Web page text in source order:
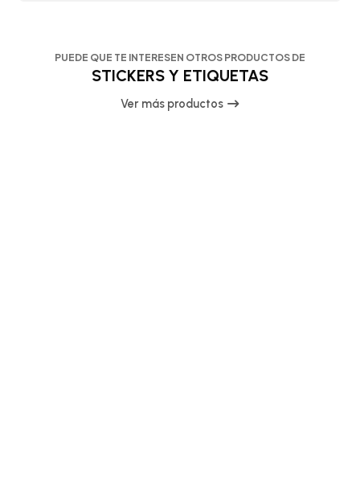
PUEDE QUE TE INTERESEN OTROS PRODUCTOS DE
STICKERS Y ETIQUETAS
Ver más productos